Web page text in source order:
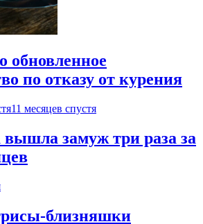
по отказу от курения
11 месяцев спустя
замуж три раза за
близняшки